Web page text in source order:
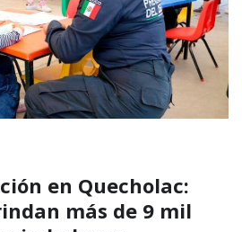
en Quecholac:
más de 9 mil